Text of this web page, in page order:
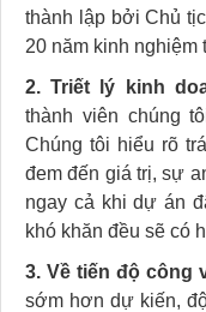
thành lập bởi Chủ
20 năm kinh nghiệm
2. Triết lý kinh
thành viên chúng
Chúng tôi hiểu rõ
đem đến giá trị, sự
ngay cả khi dự án
khó khăn đều sẽ có
3. Về tiến độ công
sớm hơn dự kiến,